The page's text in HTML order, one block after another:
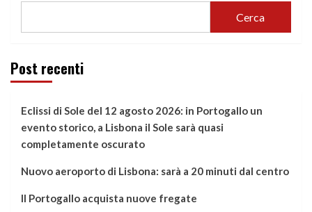
Cerca
Post recenti
Eclissi di Sole del 12 agosto 2026: in Portogallo un
evento storico, a Lisbona il Sole sarà quasi
completamente oscurato
Nuovo aeroporto di Lisbona: sarà a 20 minuti dal centro
Il Portogallo acquista nuove fregate